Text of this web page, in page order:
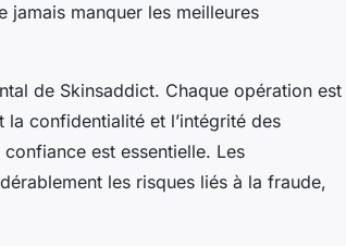
jamais manquer les meilleures
de Skinsaddict. Chaque opération est
confidentialité et l’intégrité des
est essentielle. Les
les risques liés à la fraude,